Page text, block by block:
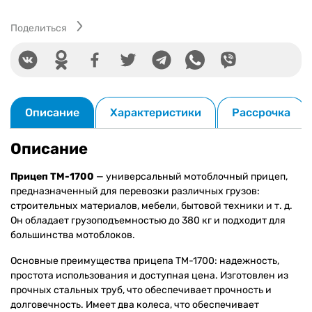
Поделиться
Описание Характеристики Рассрочка
Описание
Прицеп ТМ-1700 — универсальный мотоблочный прицеп,
предназначенный для перевозки различных грузов:
строительных материалов, мебели, бытовой техники и т. д.
Он обладает грузоподъемностью до 380 кг и подходит для
большинства мотоблоков.
Основные преимущества прицепа ТМ-1700: надежность,
простота использования и доступная цена. Изготовлен из
прочных стальных труб, что обеспечивает прочность и
долговечность. Имеет два колеса, что обеспечивает